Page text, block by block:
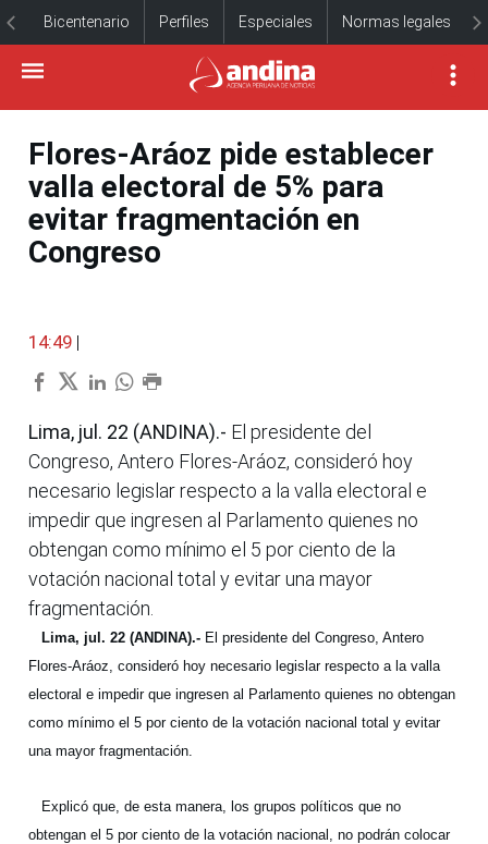
Bicentenario Perfiles Especiales Normas legales
Flores-Aráoz pide establecer
valla electoral de 5% para
evitar fragmentación en
Congreso
14:49 |
Lima, jul. 22 (ANDINA).- El presidente del
Congreso, Antero Flores-Aráoz, consideró hoy
necesario legislar respecto a la valla electoral e
impedir que ingresen al Parlamento quienes no
obtengan como mínimo el 5 por ciento de la
votación nacional total y evitar una mayor
fragmentación.
Lima, jul. 22 (ANDINA).- El presidente del Congreso, Antero
Flores-Aráoz, consideró hoy necesario legislar respecto a la valla
electoral e impedir que ingresen al Parlamento quienes no obtengan
como mínimo el 5 por ciento de la votación nacional total y evitar
una mayor fragmentación.
Explicó que, de esta manera, los grupos políticos que no
obtengan el 5 por ciento de la votación nacional, no podrán colocar